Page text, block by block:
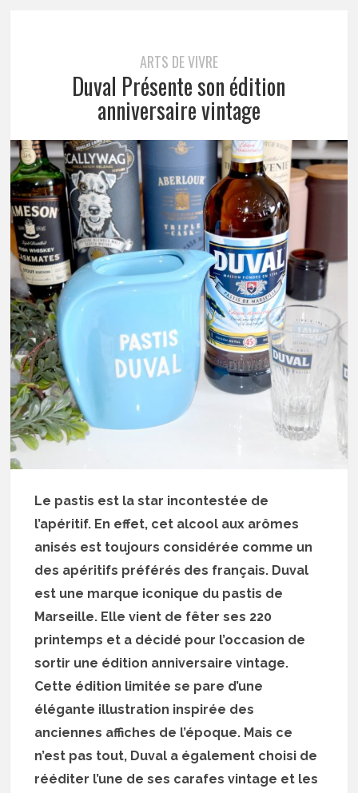
ARTS DE VIVRE
Duval Présente son édition
anniversaire vintage
Le pastis est la star incontestée de
l’apéritif. En effet, cet alcool aux arômes
anisés est toujours considérée comme un
des apéritifs préférés des français. Duval
est une marque iconique du pastis de
Marseille. Elle vient de fêter ses 220
printemps et a décidé pour l’occasion de
sortir une édition anniversaire vintage.
Cette édition limitée se pare d’une
élégante illustration inspirée des
anciennes affiches de l’époque. Mais ce
n’est pas tout, Duval a également choisi de
rééditer l’une de ses carafes vintage et les